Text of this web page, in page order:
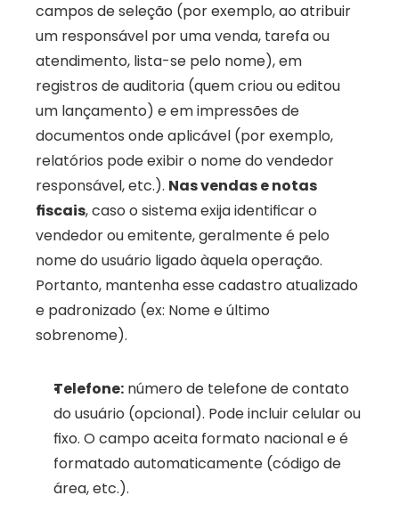
campos de seleção (por exemplo, ao atribuir
um responsável por uma venda, tarefa ou
atendimento, lista-se pelo nome), em
registros de auditoria (quem criou ou editou
um lançamento) e em impressões de
documentos onde aplicável (por exemplo,
relatórios pode exibir o nome do vendedor
responsável, etc.). Nas vendas e notas
fiscais, caso o sistema exija identificar o
vendedor ou emitente, geralmente é pelo
nome do usuário ligado àquela operação.
Portanto, mantenha esse cadastro atualizado
e padronizado (ex: Nome e último
sobrenome).
Telefone: número de telefone de contato
do usuário (opcional). Pode incluir celular ou
fixo. O campo aceita formato nacional e é
formatado automaticamente (código de
área, etc.).